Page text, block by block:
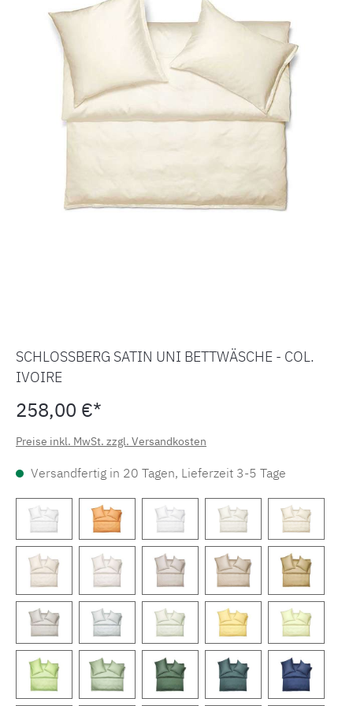
SCHLOSSBERG SATIN UNI BETTWÄSCHE - COL.
IVOIRE
258,00 €*
Preise inkl. MwSt. zzgl. Versandkosten
Versandfertig in 20 Tagen, Lieferzeit 3-5 Tage